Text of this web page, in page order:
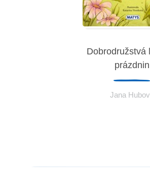
Dobrodružstvá
prázdnin
Jana